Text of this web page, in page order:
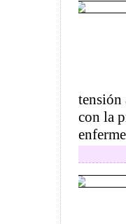
tensión
con la